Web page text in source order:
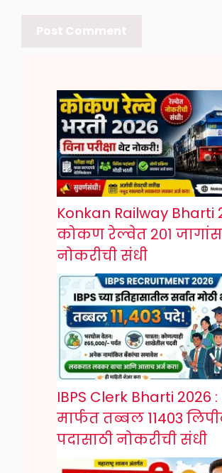
Konkan Railway Bharti
कोकण रेल्वेत २०१
नोकरीची संधी
IBPS Clerk Bharti 2026 :
मार्फत तब्बल 11403
पदासाठी नोकरीची संधी